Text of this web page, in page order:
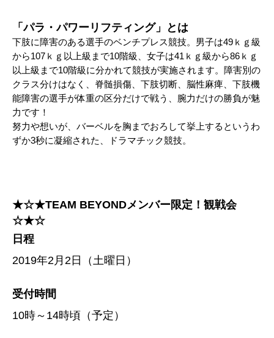
「パラ・パワーリフティング」とは
下肢に障害のある選手のベンチプレス競技。男子は49ｋｇ級
から107ｋｇ以上級まで10階級、女子は41ｋｇ級から86ｋｇ
以上級まで10階級に分かれて競技が実施されます。障害別の
クラス分けはなく、脊髄損傷、下肢切断、脳性麻痺、下肢機
能障害の選手が体重の区分だけで戦う、腕力だけの勝負が魅
力です！
努力や想いが、バーベルを胸までおろして挙上するというわ
ずか3秒に凝縮された、ドラマチック競技。
★☆★TEAM BEYONDメンバー限定！観戦会
☆★☆
日程
2019年2月2日（土曜日）
受付時間
10時～14時頃（予定）